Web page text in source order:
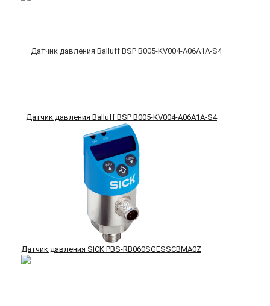
Датчик давления Balluff BSP B005-KV004-A06A1A-S4
Датчик давления SICK PBS-RB060SGESSCBMA0Z